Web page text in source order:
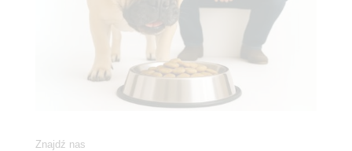
Znajdź nas